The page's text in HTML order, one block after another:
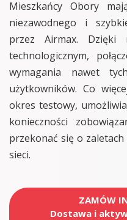
Mieszkańcy Obory
niezawodnego i
przez Airmax. Dzięki
technologicznym,
wymagania nawet
użytkowników. Co
okres testowy,
konieczności
przekonać się o
sieci.
ZAMÓW
Dostawa i